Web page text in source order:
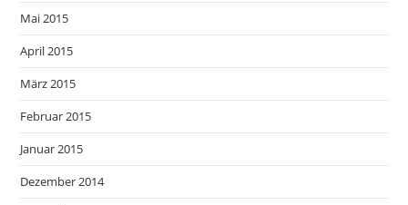
Mai 2015
April 2015
März 2015
Februar 2015
Januar 2015
Dezember 2014